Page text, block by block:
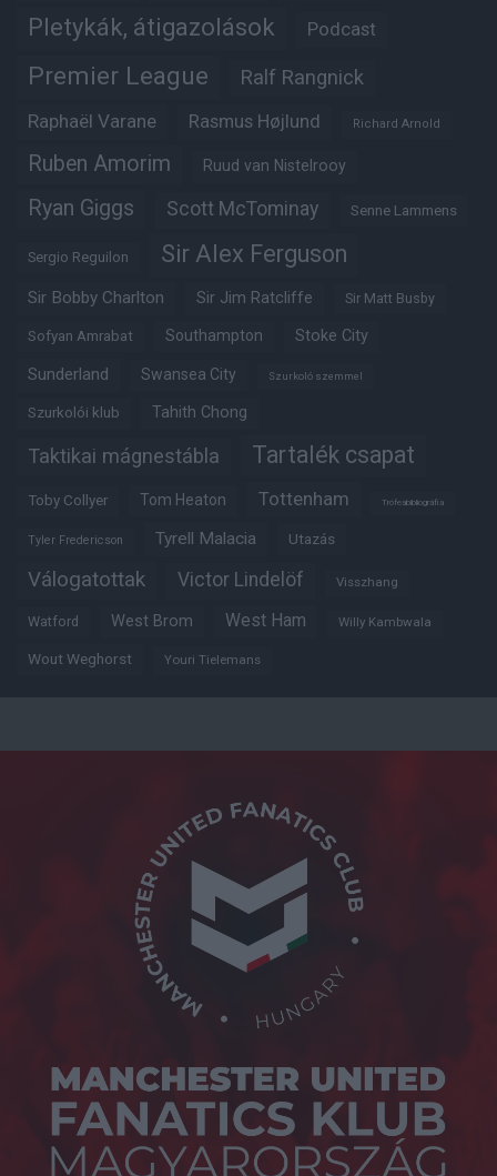
Pletykák, átigazolások Podcast
Premier League Ralf Rangnick
Raphaël Varane Rasmus Højlund Richard Arnold
Ruben Amorim Ruud van Nistelrooy
Ryan Giggs Scott McTominay Senne Lammens
Sergio Reguilon Sir Alex Ferguson
Sir Bobby Charlton Sir Jim Ratcliffe Sir Matt Busby
Sofyan Amrabat Southampton Stoke City
Sunderland Swansea City Szurkoló szemmel
Szurkolói klub Tahith Chong
Taktikai mágnestábla Tartalék csapat
Toby Collyer Tom Heaton Tottenham Trófeabibliográfia
Tyler Fredericson Tyrell Malacia Utazás
Válogatottak Victor Lindelöf Visszhang
Watford West Brom West Ham Willy Kambwala
Wout Weghorst Youri Tielemans